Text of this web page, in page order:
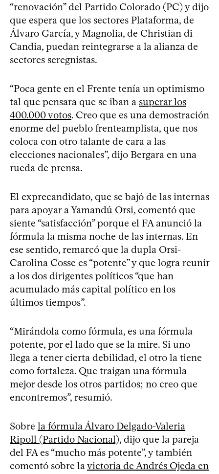
“renovación” del Partido Colorado (PC) y dijo
que espera que los sectores Plataforma, de
Álvaro García, y Magnolia, de Christian di
Candia, puedan reintegrarse a la alianza de
sectores seregnistas.
“Poca gente en el Frente tenía un optimismo
tal que pensara que se iban a superar los
400.000 votos. Creo que es una demostración
enorme del pueblo frenteamplista, que nos
coloca con otro talante de cara a las
elecciones nacionales”, dijo Bergara en una
rueda de prensa.
El exprecandidato, que se bajó de las internas
para apoyar a Yamandú Orsi, comentó que
siente “satisfacción” porque el FA anunció la
fórmula la misma noche de las internas. En
ese sentido, remarcó que la dupla Orsi-
Carolina Cosse es “potente” y que logra reunir
a los dos dirigentes políticos “que han
acumulado más capital político en los
últimos tiempos”.
“Mirándola como fórmula, es una fórmula
potente, por el lado que se la mire. Si uno
llega a tener cierta debilidad, el otro la tiene
como fortaleza. Que traigan una fórmula
mejor desde los otros partidos; no creo que
encontremos”, resumió.
Sobre la fórmula Álvaro Delgado-Valeria
Ripoll (Partido Nacional), dijo que la pareja
del FA es “mucho más potente”, y también
comentó sobre lavictoria de Andrés Ojeda en